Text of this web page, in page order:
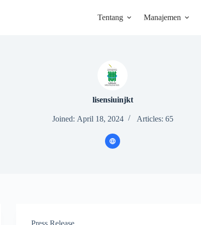
Tentang Manajemen
lisensiuinjkt
Joined: April 18, 2024 Articles: 65
Press Release